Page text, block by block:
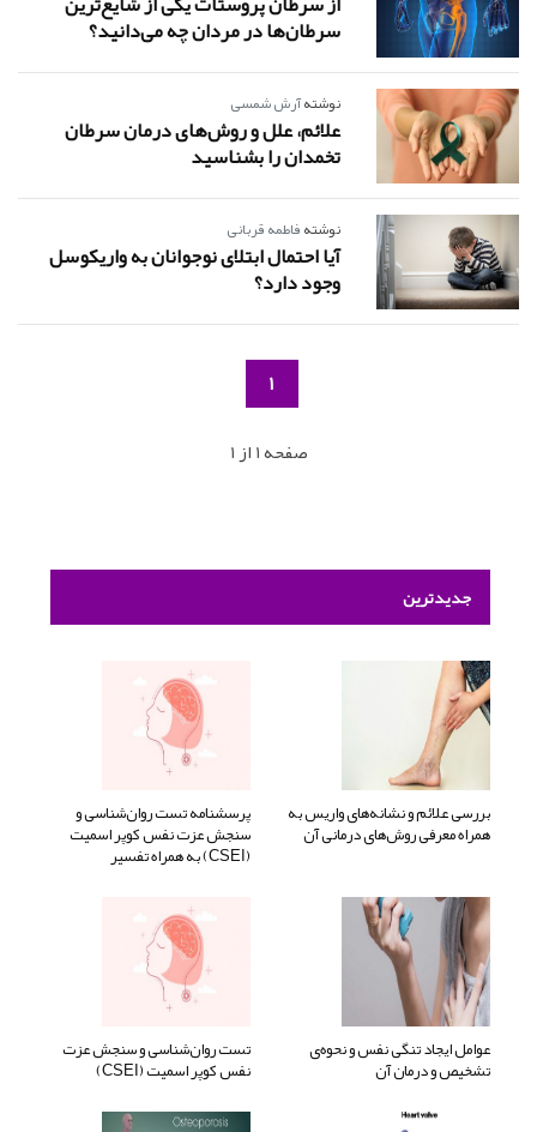
سرطان‌ها در مردان چه می‌دانید؟
نوشتهآرش شمسی
علائم، علل و روش‌های درمان سرطان
تخمدان را بشناسید
نوشتهفاطمه قربانی
آیا احتمال ابتلای نوجوانان به واریکوسل
وجود دارد؟
1
صفحه 1 از 1
جدیدترین
بررسی علائم و نشانه‌های واریس به
همراه معرفی روش‌های درمانی آن
پرسشنامه تست روان‌شناسی و
سنجش عزت نفس کوپر اسمیت
(CSEI) به همراه تفسیر
عوامل ایجاد تنگی نفس و نحوه‌ی
تشخیص و درمان آن
تست روان‌شناسی و سنجش عزت
نفس کوپر اسمیت (CSEI)